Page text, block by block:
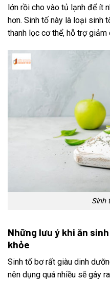
lớn rồi cho vào tủ lạnh để ít
hơn. Sinh tố này là loại sinh
thanh lọc cơ thể, hỗ trợ giảm
Sinh
Những lưu ý khi ăn
khỏe
Sinh tố bơ rất giàu dinh
nên dụng quá nhiều sẽ gây